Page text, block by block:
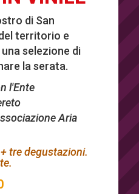
di San
territorio e
selezione di
la serata.
l'Ente
Aria
tre degustazioni.